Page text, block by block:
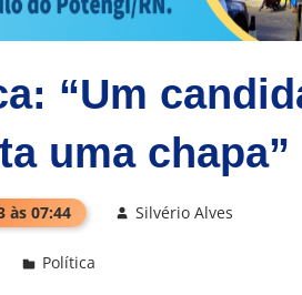
“Um
uma chapa”
às 07:44 Silvério Alves
Política